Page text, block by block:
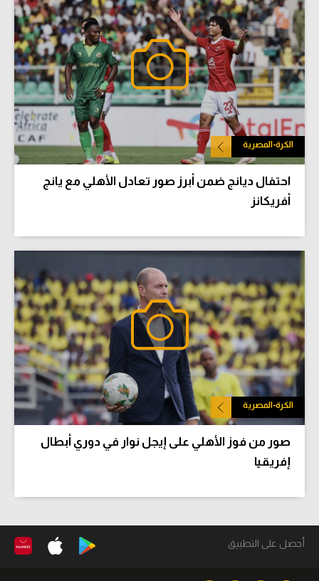
الكرة-المصرية
احتفال ديانج ضمن أبرز صور تعادل الأهلي مع يانج
أفريكانز
الكرة-المصرية
صور من فوز الأهلي على إيجل نوار في دوري أبطال
إفريقيا
أحصل على التطبيق